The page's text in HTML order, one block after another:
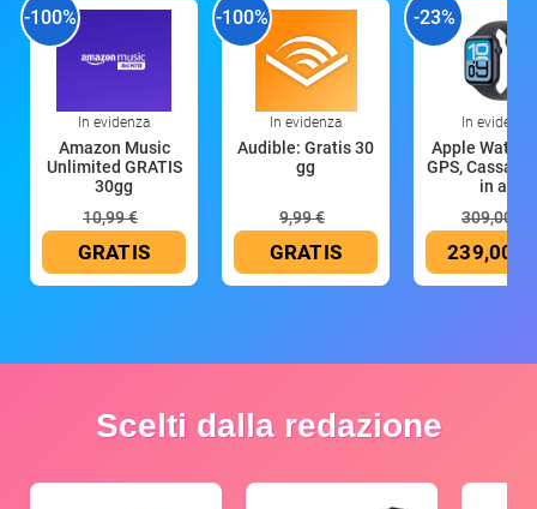
-100%
In evidenza
Amazon Music
Unlimited GRATIS
30gg
10,99 €
GRATIS
-100%
In evidenza
Audible: Gratis 30
gg
9,99 €
GRATIS
-23%
In evidenza
Apple Watch
GPS, Cassa
in all
309,00 €
239,00 €
Scelti dalla redazione